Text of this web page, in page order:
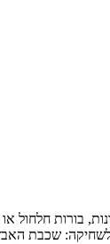
בורות חלחול
שכבת